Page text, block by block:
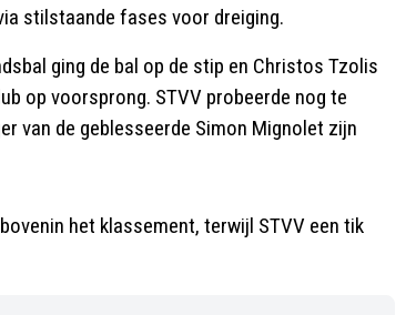
stilstaande fases voor dreiging.
ging de bal op de stip en Christos Tzolis
op voorsprong. STVV probeerde nog te
van de geblesseerde Simon Mignolet zijn
het klassement, terwijl STVV een tik